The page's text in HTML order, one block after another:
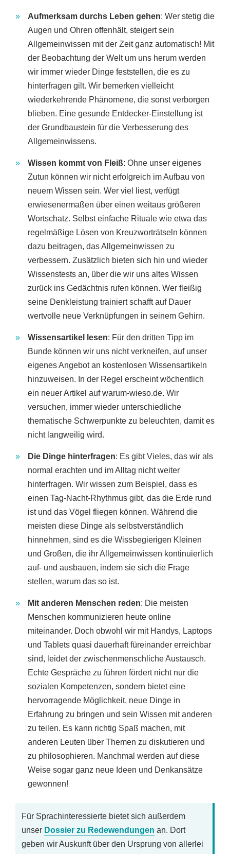
Aufmerksam durchs Leben gehen: Wer stetig die
Augen und Ohren offenhält, steigert sein
Allgemeinwissen mit der Zeit ganz automatisch! Mit
der Beobachtung der Welt um uns herum werden
wir immer wieder Dinge feststellen, die es zu
hinterfragen gilt. Wir bemerken vielleicht
wiederkehrende Phänomene, die sonst verborgen
blieben. Eine gesunde Entdecker-Einstellung ist
der Grundbaustein für die Verbesserung des
Allgemeinwissens.
Wissen kommt von Fleiß: Ohne unser eigenes
Zutun können wir nicht erfolgreich im Aufbau von
neuem Wissen sein. Wer viel liest, verfügt
erwiesenermaßen über einen weitaus größeren
Wortschatz. Selbst einfache Rituale wie etwa das
regelmäßige Lösen von Kreuzworträtseln können
dazu beitragen, das Allgemeinwissen zu
verbessern. Zusätzlich bieten sich hin und wieder
Wissenstests an, über die wir uns altes Wissen
zurück ins Gedächtnis rufen können. Wer fleißig
seine Denkleistung trainiert schafft auf Dauer
wertvolle neue Verknüpfungen in seinem Gehirn.
Wissensartikel lesen: Für den dritten Tipp im
Bunde können wir uns nicht verkneifen, auf unser
eigenes Angebot an kostenlosen Wissensartikeln
hinzuweisen. In der Regel erscheint wöchentlich
ein neuer Artikel auf warum-wieso.de. Wir
versuchen, immer wieder unterschiedliche
thematische Schwerpunkte zu beleuchten, damit es
nicht langweilig wird.
Die Dinge hinterfragen: Es gibt Vieles, das wir als
normal erachten und im Alltag nicht weiter
hinterfragen. Wir wissen zum Beispiel, dass es
einen Tag-Nacht-Rhythmus gibt, das die Erde rund
ist und das Vögel fliegen können. Während die
meisten diese Dinge als selbstverständlich
hinnehmen, sind es die Wissbegierigen Kleinen
und Großen, die ihr Allgemeinwissen kontinuierlich
auf- und ausbauen, indem sie sich die Frage
stellen, warum das so ist.
Mit anderen Menschen reden: Die meisten
Menschen kommunizieren heute online
miteinander. Doch obwohl wir mit Handys, Laptops
und Tablets quasi dauerhaft füreinander erreichbar
sind, leidet der zwischenmenschliche Austausch.
Echte Gespräche zu führen fördert nicht nur die
sozialen Kompetenzen, sondern bietet eine
hervorragende Möglichkeit, neue Dinge in
Erfahrung zu bringen und sein Wissen mit anderen
zu teilen. Es kann richtig Spaß machen, mit
anderen Leuten über Themen zu diskutieren und
zu philosophieren. Manchmal werden auf diese
Weise sogar ganz neue Ideen und Denkansätze
gewonnen!
Für Sprachinteressierte bietet sich außerdem
unser Dossier zu Redewendungen an. Dort
geben wir Auskunft über den Ursprung von allerlei